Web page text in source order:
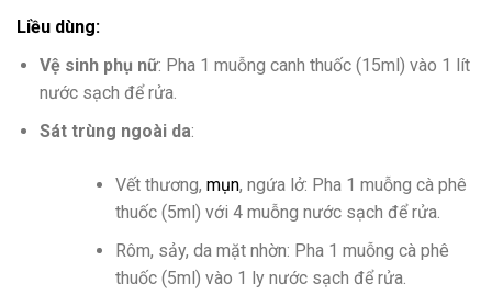
Liều dùng:
Vệ sinh phụ nữ: Pha 1 muỗng canh thuốc (15ml) vào 1 lít
nước sạch để rửa.
Sát trùng ngoài da:
Vết thương, mụn, ngứa lở: Pha 1 muỗng cà phê
thuốc (5ml) với 4 muỗng nước sạch để rửa.
Rôm, sảy, da mặt nhờn: Pha 1 muỗng cà phê
thuốc (5ml) vào 1 ly nước sạch để rửa.